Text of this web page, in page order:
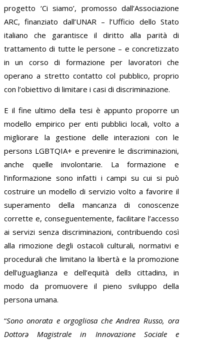
progetto ‘Ci siamo’, promosso dall’Associazione
ARC, finanziato dall’UNAR – l’Ufficio dello Stato
italiano che garantisce il diritto alla parità di
trattamento di tutte le persone – e concretizzato
in un corso di formazione per lavoratori che
operano a stretto contatto col pubblico, proprio
con l’obiettivo di limitare i casi di discriminazione.
E il fine ultimo della tesi è appunto proporre un
modello empirico per enti pubblici locali, volto a
migliorare la gestione delle interazioni con le
personɜ LGBTQIA+ e prevenire le discriminazioni,
anche quelle involontarie. La formazione e
l’informazione sono infatti i campi su cui si può
costruire un modello di servizio volto a favorire il
superamento della mancanza di conoscenze
corrette e, conseguentemente, facilitare l’accesso
ai servizi senza discriminazioni, contribuendo così
alla rimozione degli ostacoli culturali, normativi e
procedurali che limitano la libertà e la promozione
dell’uguaglianza e dell’equità dellɜ cittadinɜ, in
modo da promuovere il pieno sviluppo della
persona umana.
“Sono onorata e orgogliosa che Andrea Russo, ora
Dottorə Magistrale in Innovazione Sociale e